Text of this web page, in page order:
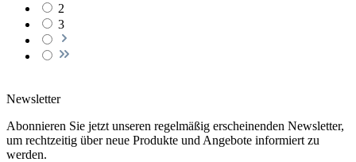
2
3
Newsletter
Abonnieren Sie jetzt unseren regelmäßig erscheinenden Newsletter,
um rechtzeitig über neue Produkte und Angebote informiert zu
werden.